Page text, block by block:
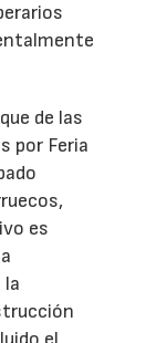
de las
por Feria
es
la